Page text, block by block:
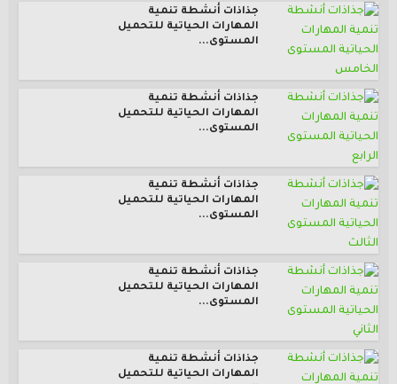
جذاذات أنشطة تنمية
المهارات الحياتية للتحميل
المستوى...
جذاذات أنشطة تنمية
المهارات الحياتية للتحميل
المستوى...
جذاذات أنشطة تنمية
المهارات الحياتية للتحميل
المستوى...
جذاذات أنشطة تنمية
المهارات الحياتية للتحميل
المستوى...
جذاذات أنشطة تنمية
المهارات الحياتية للتحميل